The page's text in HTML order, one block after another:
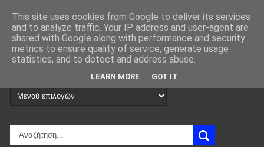
This site uses cookies from Google to deliver its services
and to analyze traffic. Your IP address and user-agent are
shared with Google along with performance and security
metrics to ensure quality of service, generate usage
statistics, and to detect and address abuse.
LEARN MORE GOT IT